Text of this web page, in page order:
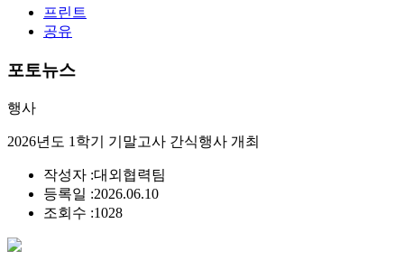
프린트
공유
포토뉴스
행사
2026년도 1학기 기말고사 간식행사 개최
작성자 :대외협력팀
등록일 :2026.06.10
조회수 :1028